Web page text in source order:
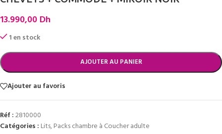
13.990,00 Dh
1 en stock
AJOUTER AU PANIER
Ajouter au favoris
Réf :2810000
Catégories : Lits,Packs chambre à Coucher adulte